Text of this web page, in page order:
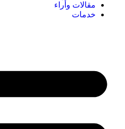
مقالات وأراء
خدمات